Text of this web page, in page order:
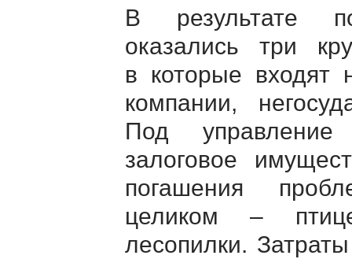
В результате
оказались три
в которые входят
компании,
Под
залоговое
погашения
целиком –
лесопилки.